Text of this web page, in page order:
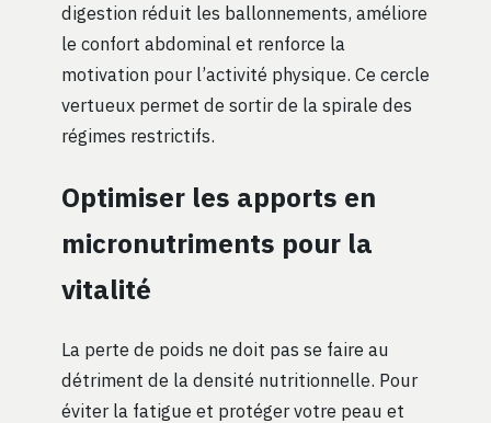
digestion réduit les ballonnements, améliore
le confort abdominal et renforce la
motivation pour l’activité physique. Ce cercle
vertueux permet de sortir de la spirale des
régimes restrictifs.
Optimiser les apports en
micronutriments pour la
vitalité
La perte de poids ne doit pas se faire au
détriment de la densité nutritionnelle. Pour
éviter la fatigue et protéger votre peau et